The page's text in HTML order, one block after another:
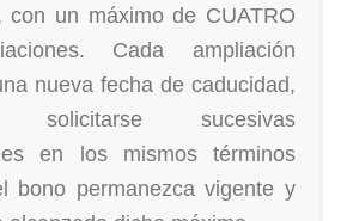
con un máximo de CUATRO
Cada ampliación
nueva fecha de caducidad,
solicitarse sucesivas
en los mismos términos
bono permanezca vigente y